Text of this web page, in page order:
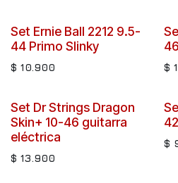
Set Ernie Ball 2212 9.5-
44 Primo Slinky
$ 10.900 $
Set Dr Strings Dragon
Skin+ 10-46 guitarra
eléctrica
$ 13.900
$